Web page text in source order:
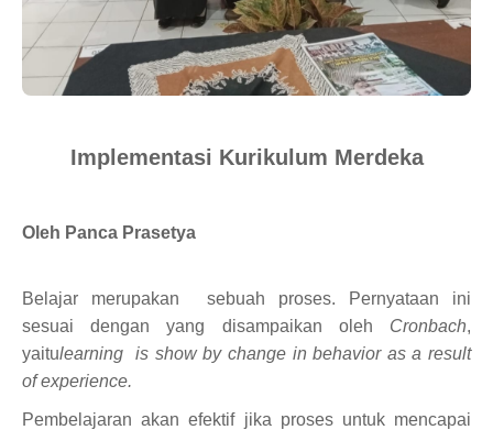
Implementasi Kurikulum Merdeka
Oleh Panca Prasetya
Belajar merupakan sebuah proses. Pernyataan ini
sesuai dengan yang disampaikan oleh Cronbach,
yaitulearning is show by change in behavior as a result
of experience.
Pembelajaran akan efektif jika proses untuk mencapai